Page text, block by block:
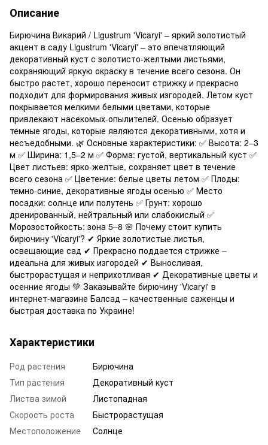
Описание
Бирючина Викарий / Ligustrum 'Vicaryi' – яркий золотистый
акцент в саду Ligustrum 'Vicaryi' – это впечатляющий
декоративный куст с золотисто-желтыми листьями,
сохраняющий яркую окраску в течение всего сезона. Он
быстро растет, хорошо переносит стрижку и прекрасно
подходит для формирования живых изгородей. Летом куст
покрывается мелкими белыми цветами, которые
привлекают насекомых-опылителей. Осенью образует
темные ягоды, которые являются декоративными, хотя и
несъедобными. 🌿 Основные характеристики: ✅ Высота: 2–3
м ✅ Ширина: 1,5–2 м ✅ Форма: густой, вертикальный куст ✅
Цвет листьев: ярко-желтые, сохраняет цвет в течение
всего сезона ✅ Цветение: белые цветы летом ✅ Плоды:
темно-синие, декоративные ягоды осенью ✅ Место
посадки: солнце или полутень ✅ Грунт: хорошо
дренированный, нейтральный или слабокислый ✅
Морозостойкость: зона 5–8 🌸 Почему стоит купить
бирючину 'Vicaryi'? ✔ Яркие золотистые листья,
освещающие сад ✔ Прекрасно поддается стрижке –
идеальна для живых изгородей ✔ Выносливая,
быстрорастущая и неприхотливая ✔ Декоративные цветы и
осенние ягоды 💚 Заказывайте бирючину 'Vicaryi' в
интернет-магазине Балсад – качественные саженцы и
быстрая доставка по Украине!
Характеристики
Род растения
Бирючина
Тип растения
Декоративный куст
Листва зимой
Листопадная
Скорость роста
Быстрорастущая
Местоположение
Солнце